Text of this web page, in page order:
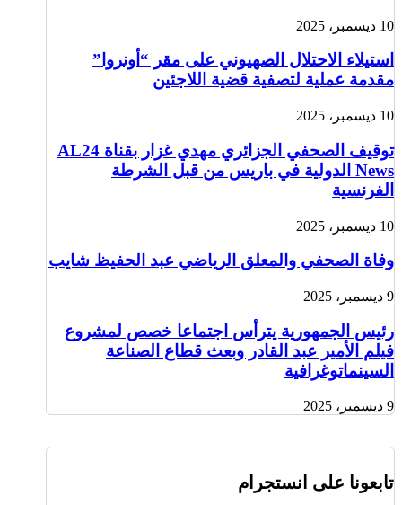
10 ديسمبر، 2025
استيلاء الاحتلال الصهيوني على مقر “أونروا”
مقدمة عملية لتصفية قضية اللاجئين
10 ديسمبر، 2025
توقيف الصحفي الجزائري مهدي غزار بقناة AL24
News الدولية في باريس من قبل الشرطة
الفرنسية
10 ديسمبر، 2025
وفاة الصحفي والمعلق الرياضي عبد الحفيظ شايب
9 ديسمبر، 2025
رئيس الجمهورية يترأس اجتماعا خصص لمشروع
فيلم الأمير عبد القادر وبعث قطاع الصناعة
السينماتوغرافية
9 ديسمبر، 2025
تابعونا على انستجرام